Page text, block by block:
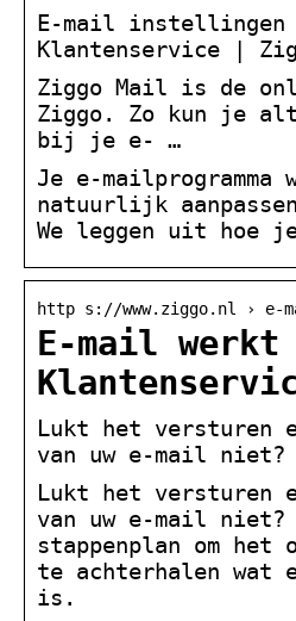
E-mail instellingen
Klantenservice |
Ziggo Mail is de
Ziggo. Zo kun je
bij je e- …
Je e-
natuurlijk
We leggen uit hoe
http s://www.ziggo.nl › e-
E-mail
Lukt het versturen
van uw e-mail niet?
Lukt het versturen
van uw e-mail
stappenplan om het
te achterhalen wat
is.